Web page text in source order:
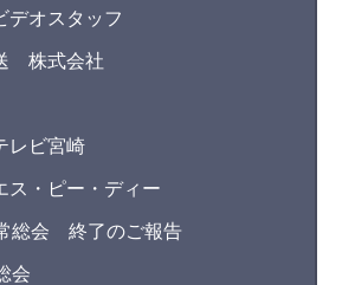
オスタッフ
株式会社
ビ宮崎
・ピー・ディー
総会 終了のご報告
会